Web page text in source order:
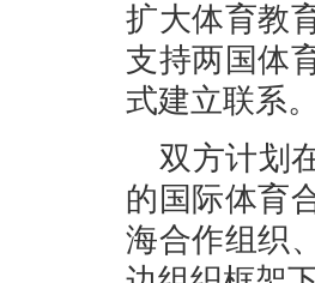
扩大体育教
支持两国体
式建立联系。
双方计划
的国际体育
海合作组织